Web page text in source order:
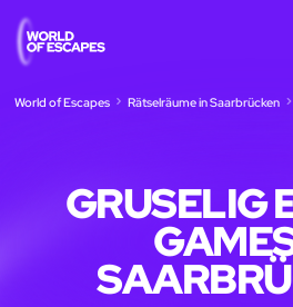
World of Escapes Rätselräume in Saarbrücken
GRUSELIG